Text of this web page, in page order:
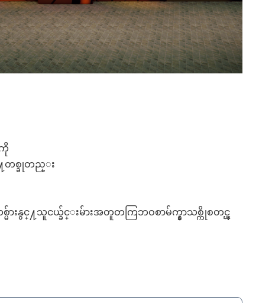
ကို
႔တစ္ခုတည္း
းနွင္႔သူငယ္ခ်င္းမ်ားအတူတကြဘဝစာမ်က္နွာသစ္ကိုစတင္ၾ